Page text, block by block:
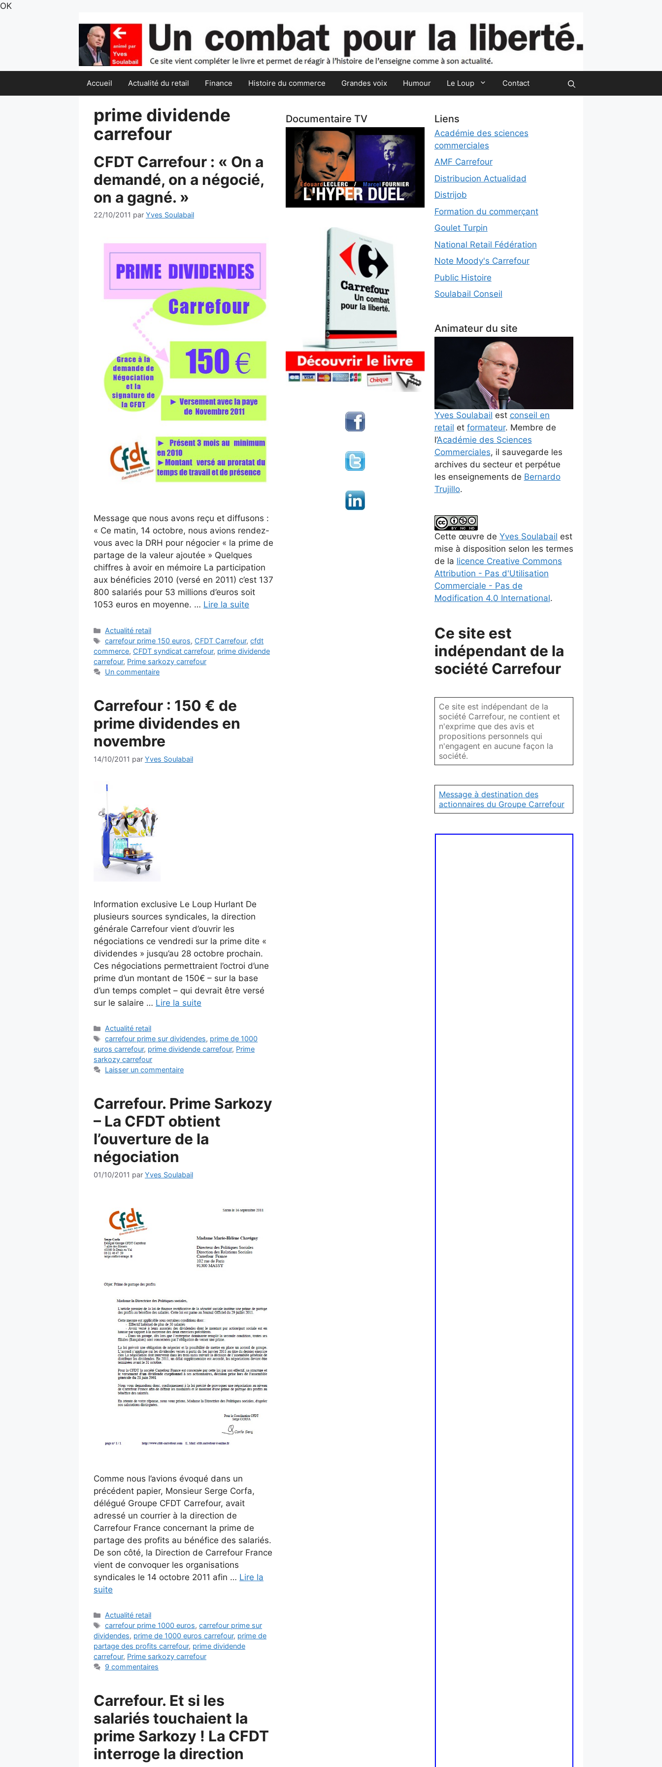
OKAller
Accueil Actualité du retail Finance Histoire du commerce Grandes voix Humour Le Loup Contact
prime dividende
carrefour
CFDT Carrefour : « On a
demandé, on a négocié,
on a gagné. »
22/10/2011 par Yves Soulabail
Message que nous avons reçu et diffusons :
« Ce matin, 14 octobre, nous avions rendez-
vous avec la DRH pour négocier « la prime de
partage de la valeur ajoutée » Quelques
chiffres à avoir en mémoire La participation
aux bénéficies 2010 (versé en 2011) c’est 137
800 salariés pour 53 millions d’euros soit
1053 euros en moyenne. … Lire la suite
Catégories
Actualité retail
Étiquettes
carrefour prime 150 euros, CFDT Carrefour,cfdt
commerce, CFDT syndicat carrefour, prime dividende
carrefour, Prime sarkozy carrefour
Un commentaire
Carrefour : 150 € de
prime dividendes en
novembre
14/10/2011 par Yves Soulabail
Information exclusive Le Loup Hurlant De
plusieurs sources syndicales, la direction
générale Carrefour vient d’ouvrir les
négociations ce vendredi sur la prime dite «
dividendes » jusqu’au 28 octobre prochain.
Ces négociations permettraient l’octroi d’une
prime d’un montant de 150€ – sur la base
d’un temps complet – qui devrait être versé
sur le salaire … Lire la suite
Catégories
Actualité retail
Étiquettes
carrefour prime sur dividendes, prime de 1000
euros carrefour, prime dividende carrefour, Prime
sarkozy carrefour
Laisser un commentaire
Carrefour. Prime Sarkozy
– La CFDT obtient
l’ouverture de la
négociation
01/10/2011 par Yves Soulabail
Comme nous l’avions évoqué dans un
précédent papier, Monsieur Serge Corfa,
délégué Groupe CFDT Carrefour, avait
adressé un courrier à la direction de
Carrefour France concernant la prime de
partage des profits au bénéfice des salariés.
De son côté, la Direction de Carrefour France
vient de convoquer les organisations
syndicales le 14 octobre 2011 afin … Lire la
suite
Catégories
Actualité retail
Étiquettes
carrefour prime 1000 euros,carrefour prime sur
dividendes, prime de 1000 euros carrefour, prime de
partage des profits carrefour, prime dividende
carrefour, Prime sarkozy carrefour
9 commentaires
Carrefour. Et si les
salariés touchaient la
prime Sarkozy ! La CFDT
interroge la direction
Documentaire TV Liens
Académie des sciences
commerciales
AMF Carrefour
Distribucion Actualidad
Distrijob
Formation du commerçant
Goulet Turpin
National Retail Fédération
Note Moody's Carrefour
Public Histoire
Soulabail Conseil
Animateur du site
Yves Soulabail est conseil en
retail et formateur. Membre de
l’Académie des Sciences
Commerciales, il sauvegarde les
archives du secteur et perpétue
les enseignements de Bernardo
Trujillo.
Cette œuvre de Yves Soulabail est
mise à disposition selon les termes
de la licence Creative Commons
Attribution - Pas d'Utilisation
Commerciale - Pas de
Modification 4.0 International.
Ce site est
indépendant de la
société Carrefour
Ce site est indépendant de la
société Carrefour, ne contient et
n'exprime que des avis et
propositions personnels qui
n'engagent en aucune façon la
société.
Message à destination des
actionnaires du Groupe Carrefour